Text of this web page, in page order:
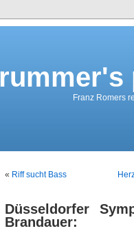
Franz Romers
« Riff sucht Bass
Düsseldorfer
Brandauer: